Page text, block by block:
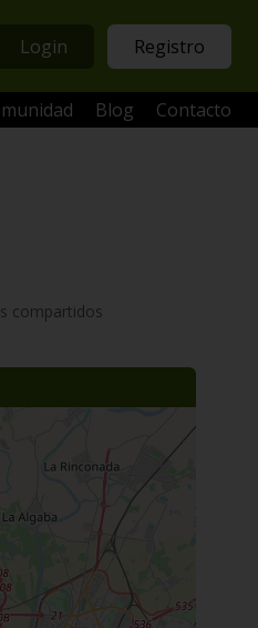
Login Registro
Blog Contacto
compartidos